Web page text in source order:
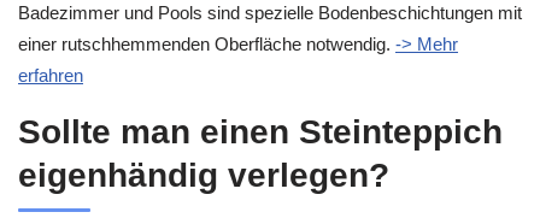
Badezimmer und Pools sind spezielle Bodenbeschichtungen mit
einer rutschhemmenden Oberfläche notwendig. -> Mehr
erfahren
Sollte man einen Steinteppich
eigenhändig verlegen?